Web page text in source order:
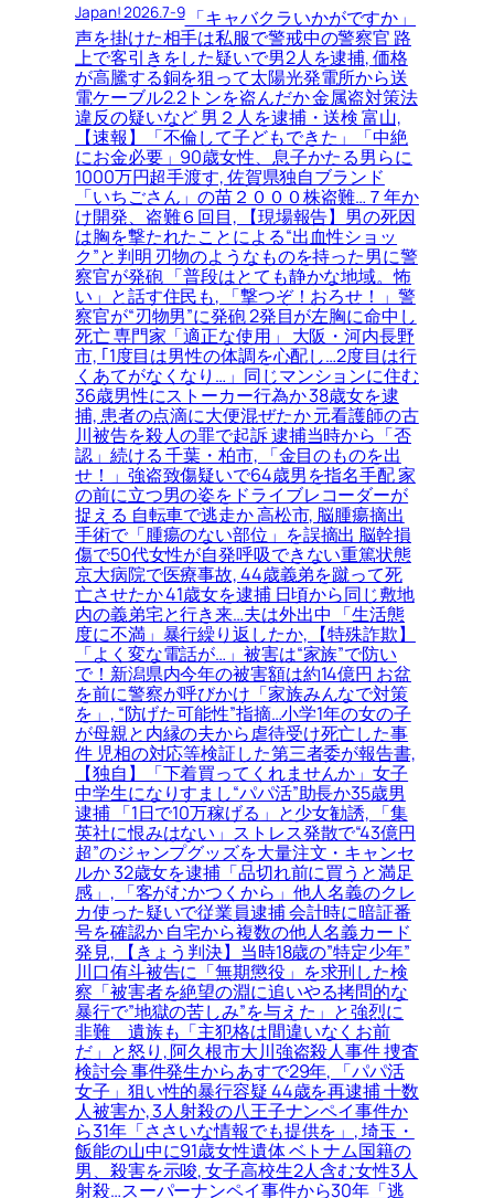
Japan! 2026.7-9「キャバクラいかがですか」
声を掛けた相手は私服で警戒中の警察官 路
上で客引きをした疑いで男2人を逮捕, 価格
が高騰する銅を狙って太陽光発電所から送
電ケーブル2.2トンを盗んだか 金属盗対策法
違反の疑いなど 男２人を逮捕・送検 富山,
【速報】「不倫して子どもできた」「中絶
にお金必要」90歳女性、息子かたる男らに
1000万円超手渡す, 佐賀県独自ブランド
「いちごさん」の苗２０００株盗難…７年か
け開発、盗難６回目, 【現場報告】男の死因
は胸を撃たれたことによる“出血性ショッ
ク”と判明 刃物のようなものを持った男に警
察官が発砲 「普段はとても静かな地域。怖
い」と話す住民も, 「撃つぞ！おろせ！」警
察官が“刃物男”に発砲 2発目が左胸に命中し
死亡 専門家「適正な使用」 大阪・河内長野
市, ｢1度目は男性の体調を心配し…2度目は行
くあてがなくなり…」同じマンションに住む
36歳男性にストーカー行為か 38歳女を逮
捕, 患者の点滴に大便混ぜたか 元看護師の古
川被告を殺人の罪で起訴 逮捕当時から「否
認」続ける 千葉・柏市, 「金目のものを出
せ！」強盗致傷疑いで64歳男を指名手配 家
の前に立つ男の姿をドライブレコーダーが
捉える 自転車で逃走か 高松市, 脳腫瘍摘出
手術で「腫瘍のない部位」を誤摘出 脳幹損
傷で50代女性が自発呼吸できない重篤状態
京大病院で医療事故, 44歳義弟を蹴って死
亡させたか 41歳女を逮捕 日頃から同じ敷地
内の義弟宅と行き来…夫は外出中 「生活態
度に不満」暴行繰り返したか, 【特殊詐欺】
「よく変な電話が…」被害は“家族”で防い
で！新潟県内今年の被害額は約14億円 お盆
を前に警察が呼びかけ「家族みんなで対策
を」, “防げた可能性”指摘…小学1年の女の子
が母親と内縁の夫から虐待受け死亡した事
件 児相の対応等検証した第三者委が報告書,
【独自】「下着買ってくれませんか」女子
中学生になりすまし“パパ活”助長か35歳男
逮捕 「1日で10万稼げる」と少女勧誘, 「集
英社に恨みはない」ストレス発散で“43億円
超”のジャンプグッズを大量注文・キャンセ
ルか 32歳女を逮捕「品切れ前に買うと満足
感」, 「客がむかつくから」他人名義のクレ
カ使った疑いで従業員逮捕 会計時に暗証番
号を確認か 自宅から複数の他人名義カード
発見, 【きょう判決】当時18歳の”特定少年”
川口侑斗被告に「無期懲役」を求刑した検
察「被害者を絶望の淵に追いやる拷問的な
暴行で”地獄の苦しみ”を与えた」と強烈に
非難＿遺族も「主犯格は間違いなくお前
だ」と怒り, 阿久根市大川強盗殺人事件 捜査
検討会 事件発生からあすで29年, 「パパ活
女子」狙い性的暴行容疑 44歳を再逮捕 十数
人被害か, 3人射殺の八王子ナンペイ事件か
ら31年「ささいな情報でも提供を」, 埼玉・
飯能の山中に91歳女性遺体 ベトナム国籍の
男、殺害を示唆, 女子高校生2人含む女性3人
射殺…スーパーナンペイ事件から30年「逃